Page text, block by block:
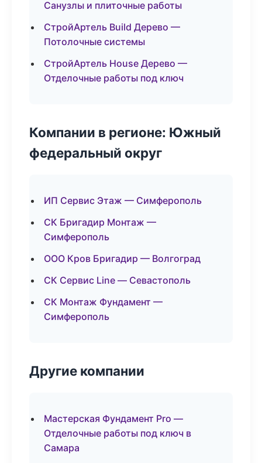
Санузлы и плиточные работы
СтройАртель Build Дерево —
Потолочные системы
СтройАртель House Дерево —
Отделочные работы под ключ
Компании в регионе: Южный
федеральный округ
ИП Сервис Этаж — Симферополь
СК Бригадир Монтаж —
Симферополь
ООО Кров Бригадир — Волгоград
СК Сервис Line — Севастополь
СК Монтаж Фундамент —
Симферополь
Другие компании
Мастерская Фундамент Pro —
Отделочные работы под ключ в
Самара